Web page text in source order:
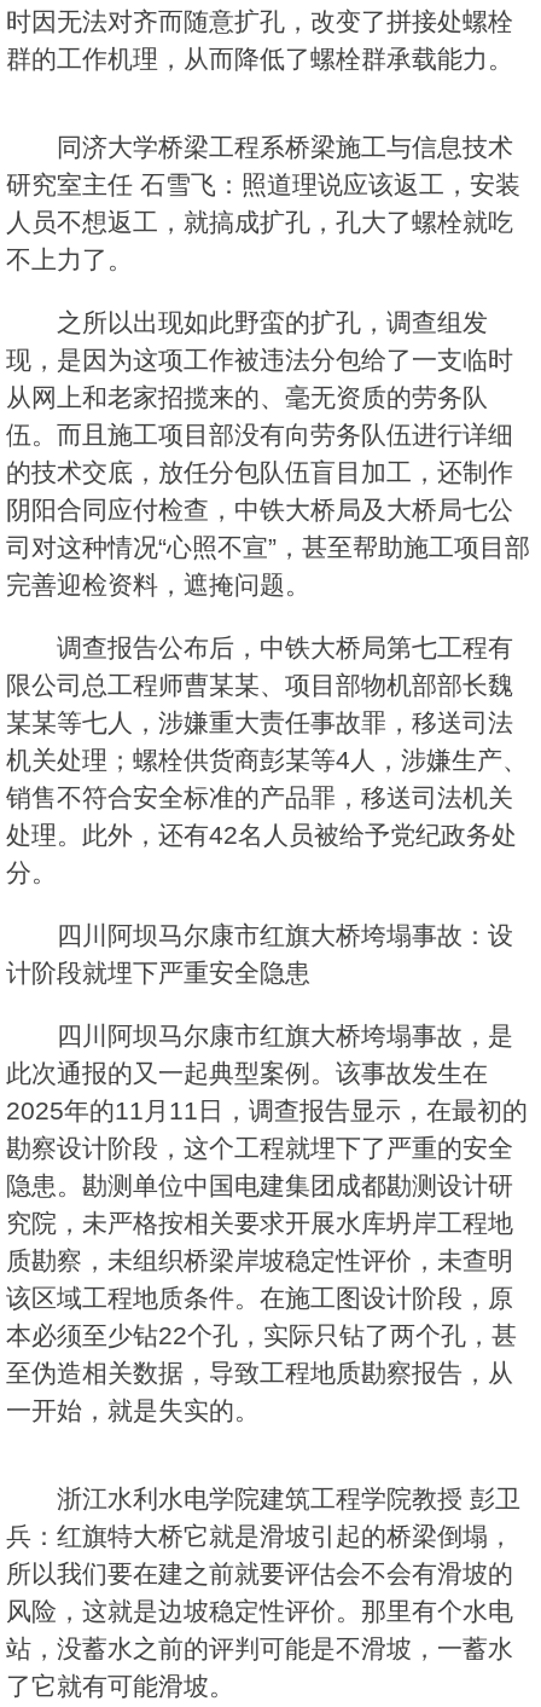
时因无法对齐而随意扩孔，改变了拼接处螺栓
群的工作机理，从而降低了螺栓群承载能力。
同济大学桥梁工程系桥梁施工与信息技术
研究室主任 石雪飞：照道理说应该返工，安装
人员不想返工，就搞成扩孔，孔大了螺栓就吃
不上力了。
之所以出现如此野蛮的扩孔，调查组发
现，是因为这项工作被违法分包给了一支临时
从网上和老家招揽来的、毫无资质的劳务队
伍。而且施工项目部没有向劳务队伍进行详细
的技术交底，放任分包队伍盲目加工，还制作
阴阳合同应付检查，中铁大桥局及大桥局七公
司对这种情况“心照不宣”，甚至帮助施工项目部
完善迎检资料，遮掩问题。
调查报告公布后，中铁大桥局第七工程有
限公司总工程师曹某某、项目部物机部部长魏
某某等七人，涉嫌重大责任事故罪，移送司法
机关处理；螺栓供货商彭某等4人，涉嫌生产、
销售不符合安全标准的产品罪，移送司法机关
处理。此外，还有42名人员被给予党纪政务处
分。
四川阿坝马尔康市红旗大桥垮塌事故：设
计阶段就埋下严重安全隐患
四川阿坝马尔康市红旗大桥垮塌事故，是
此次通报的又一起典型案例。该事故发生在
2025年的11月11日，调查报告显示，在最初的
勘察设计阶段，这个工程就埋下了严重的安全
隐患。勘测单位中国电建集团成都勘测设计研
究院，未严格按相关要求开展水库坍岸工程地
质勘察，未组织桥梁岸坡稳定性评价，未查明
该区域工程地质条件。在施工图设计阶段，原
本必须至少钻22个孔，实际只钻了两个孔，甚
至伪造相关数据，导致工程地质勘察报告，从
一开始，就是失实的。
浙江水利水电学院建筑工程学院教授 彭卫
兵：红旗特大桥它就是滑坡引起的桥梁倒塌，
所以我们要在建之前就要评估会不会有滑坡的
风险，这就是边坡稳定性评价。那里有个水电
站，没蓄水之前的评判可能是不滑坡，一蓄水
了它就有可能滑坡。